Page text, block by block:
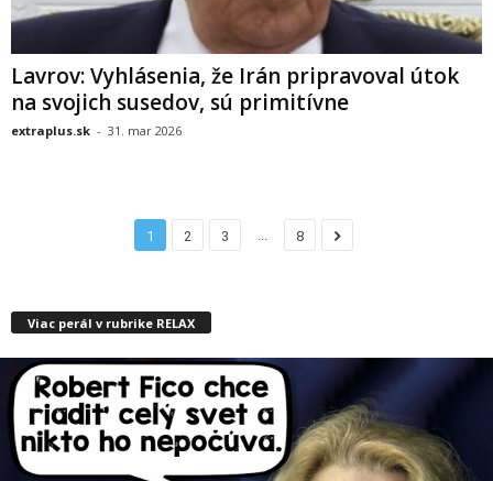
Lavrov: Vyhlásenia, že Irán pripravoval útok
na svojich susedov, sú primitívne
extraplus.sk - 31. mar 2026
1 2 3 8
Viac perál v rubrike RELAX